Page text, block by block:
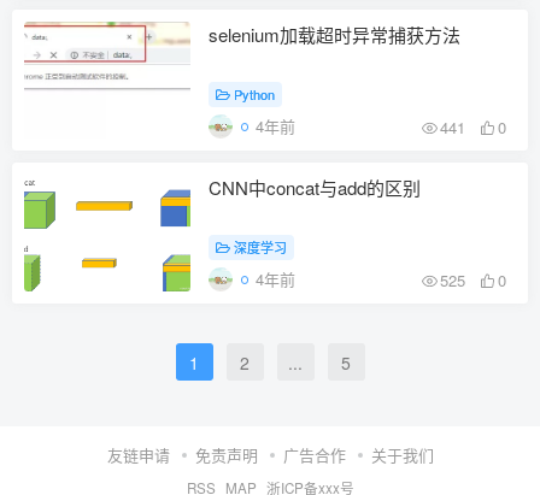
selenium加载超时异常捕获方法
Python
4年前 441 0
CNN中concat与add的区别
深度学习
4年前 525 0
1 2 ... 5
友链申请 免责声明 广告合作 关于我们
RSS MAP 浙ICP备xxx号